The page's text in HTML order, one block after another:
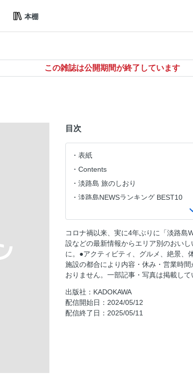
本棚
この雑誌は公開期間が終了しています
目次
表紙
Contents
淡路島 旅のしおり
淡路島NEWSランキング BEST10
春夏秋冬 島時間のすすめ
エリア別 おいしい島ごはん
島遊び便利帳
コロナ禍以来、実に4年ぶりに「淡路島
設などの最新情報からエリア別のおい
に。●アクティビティ、グルメ、絶景、
施設の都合により内容・休み・営業時
おりません。一部記事・写真は掲載して
出版社：KADOKAWA
配信開始日：2024/05/12
配信終了日：2025/05/11